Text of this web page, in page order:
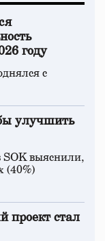
году
с
улучшить
SOK выяснили,
(40%)
проект стал